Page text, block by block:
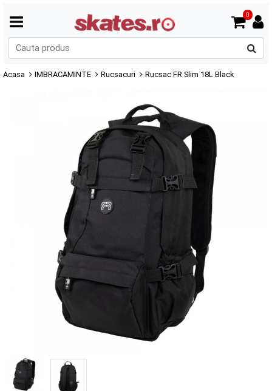
0
Acasa IMBRACAMINTE Rucsacuri Rucsac FR Slim 18L Black